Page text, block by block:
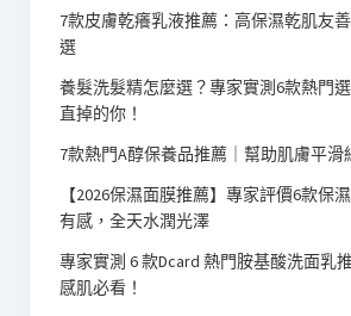
7款皮膚乾癢乳液推薦：高保濕乾肌友
選
養髮洗髮精怎麼選？專家實測6款熱門
直掉的你！
7款熱門A醇保養品推薦｜幫助肌膚平滑
【2026保濕面膜推薦】專家評價6款保
有感，全天水潤光澤
專家實測 6 款Dcard 熱門胺基酸洗面乳
感肌必看！